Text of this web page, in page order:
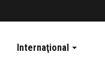
Internaţional